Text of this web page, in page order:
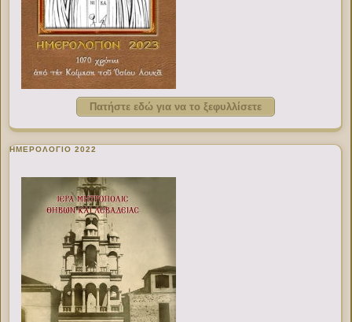
Πατήστε εδώ για να το ξεφυλλίσετε
ΗΜΕΡΟΛΟΓΙΟ 2022